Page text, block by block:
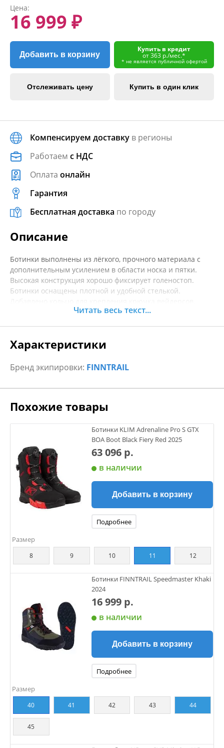
Цена:
16 999 ₽
Добавить в корзину
Купить в кредит
от 363 р./мес.*
* не является публичной офертой
Отслеживать цену Купить в один клик
Компенсируем доставку в регионы
Работаем с НДС
Оплата онлайн
Гарантия
Бесплатная доставка по городу
Описание
Ботинки выполнены из лёгкого, прочного материала с
дополнительным усилением в области носка и пятки.
Высокая конструкция хорошо фиксирует голеностоп.
Ботинки оснащены плотной и удобной стелькой.
Увеличенная петля для удобного надевания ботинок.
Обновленный современный дизайн с контрастными
логотипами.
Читать весь текст...
Характеристики
Бренд экипировки: FINNTRAIL
Похожие товары
Ботинки KLIM Adrenaline Pro S GTX
BOA Boot Black Fiery Red 2025
63 096 р.
в наличии
Добавить в корзину
Подробнее
Размер
8 9 10 11 12
Ботинки FINNTRAIL Speedmaster Khaki
2024
16 999 р.
в наличии
Добавить в корзину
Подробнее
Размер
40 41 42 43 44
45